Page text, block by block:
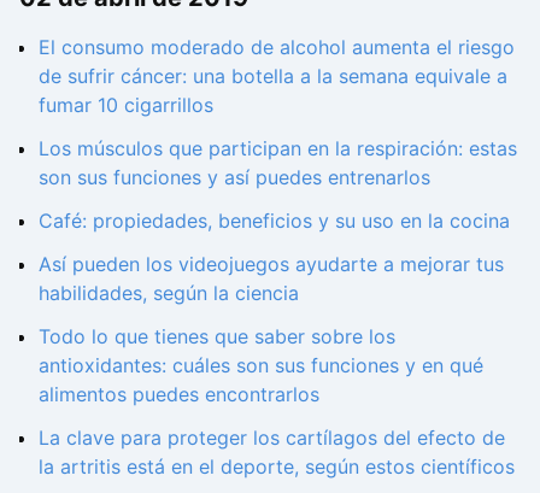
El consumo moderado de alcohol aumenta el riesgo
de sufrir cáncer: una botella a la semana equivale a
fumar 10 cigarrillos
Los músculos que participan en la respiración: estas
son sus funciones y así puedes entrenarlos
Café: propiedades, beneficios y su uso en la cocina
Así pueden los videojuegos ayudarte a mejorar tus
habilidades, según la ciencia
Todo lo que tienes que saber sobre los
antioxidantes: cuáles son sus funciones y en qué
alimentos puedes encontrarlos
La clave para proteger los cartílagos del efecto de
la artritis está en el deporte, según estos científicos